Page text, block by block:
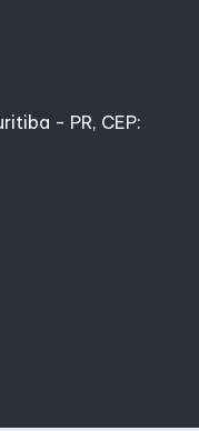
- PR, CEP: